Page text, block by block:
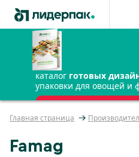
каталог готовых
упаковки для овощей и
ПОЛУЧИТЬ
Главная страница
Famag